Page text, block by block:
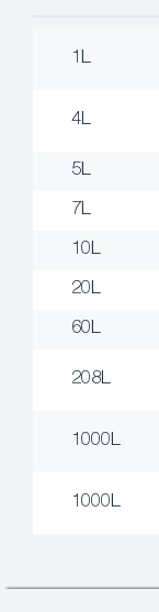
1L
4L
5L
7L
10L
20L
60L
208L
1000L
1000L